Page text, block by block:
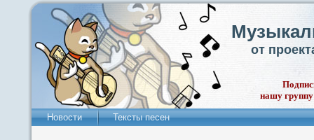
от
нашу
Новости Тексты песен